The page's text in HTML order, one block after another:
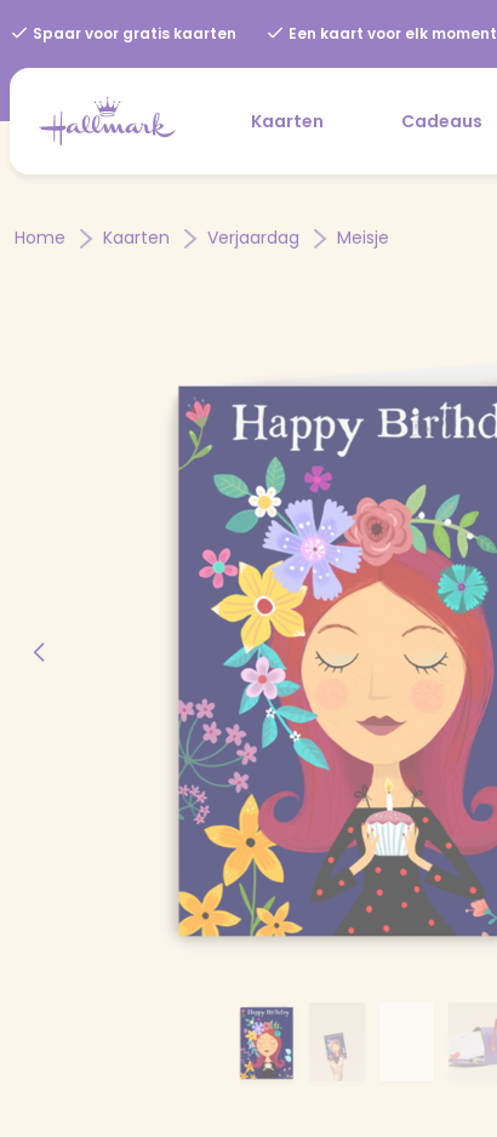
Spaar voor gratis kaarten Een kaart voor elk moment
Kaarten Cadeaus
Home Kaarten Verjaardag Meisje